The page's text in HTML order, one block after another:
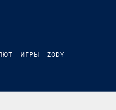
ИГРЫ ZODY